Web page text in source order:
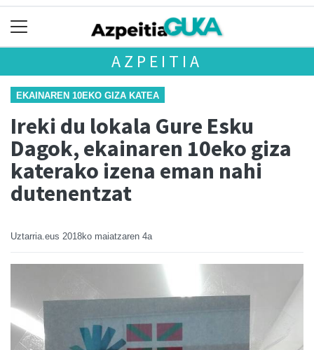
AZPEITIA
EKAINAREN 10EKO GIZA KATEA
Ireki du lokala Gure Esku
Dagok, ekainaren 10eko giza
katerako izena eman nahi
dutenentzat
Uztarria.eus 2018ko maiatzaren 4a